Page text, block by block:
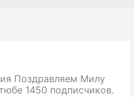
Поздравляем Милу
1450 подписчиков.